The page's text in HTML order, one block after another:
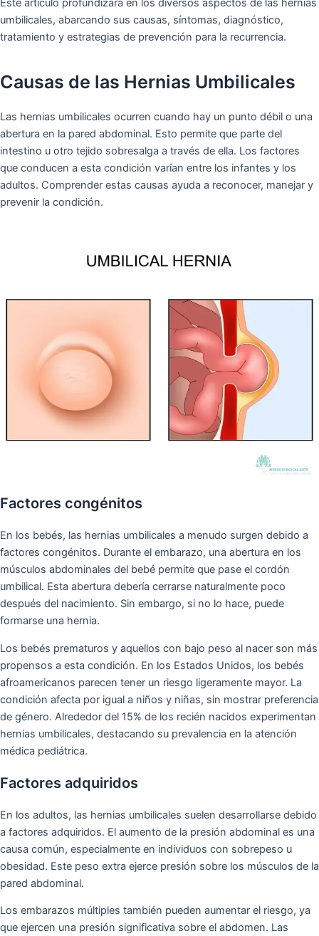
umbilicales, abarcando sus causas, síntomas, diagnóstico,
tratamiento y estrategias de prevención para la recurrencia.
Causas de las Hernias Umbilicales
Las hernias umbilicales ocurren cuando hay un punto débil o una
abertura en la pared abdominal. Esto permite que parte del
intestino u otro tejido sobresalga a través de ella. Los factores
que conducen a esta condición varían entre los infantes y los
adultos. Comprender estas causas ayuda a reconocer, manejar y
prevenir la condición.
Factores congénitos
En los bebés, las hernias umbilicales a menudo surgen debido a
factores congénitos. Durante el embarazo, una abertura en los
músculos abdominales del bebé permite que pase el cordón
umbilical. Esta abertura debería cerrarse naturalmente poco
después del nacimiento. Sin embargo, si no lo hace, puede
formarse una hernia.
Los bebés prematuros y aquellos con bajo peso al nacer son más
propensos a esta condición. En los Estados Unidos, los bebés
afroamericanos parecen tener un riesgo ligeramente mayor. La
condición afecta por igual a niños y niñas, sin mostrar preferencia
de género. Alrededor del 15% de los recién nacidos experimentan
hernias umbilicales, destacando su prevalencia en la atención
médica pediátrica.
Factores adquiridos
En los adultos, las hernias umbilicales suelen desarrollarse debido
a factores adquiridos. El aumento de la presión abdominal es una
causa común, especialmente en individuos con sobrepeso u
obesidad. Este peso extra ejerce presión sobre los músculos de la
pared abdominal.
Los embarazos múltiples también pueden aumentar el riesgo, ya
que ejercen una presión significativa sobre el abdomen. Las